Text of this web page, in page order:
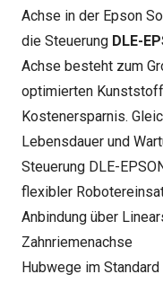
Achse in der Epson
die Steuerung DLE-
Achse besteht zum
optimierten
Kostenersparnis.
Lebensdauer und
Steuerung DLE-
flexibler
Anbindung über
Zahnriemenachse
Hubwege im